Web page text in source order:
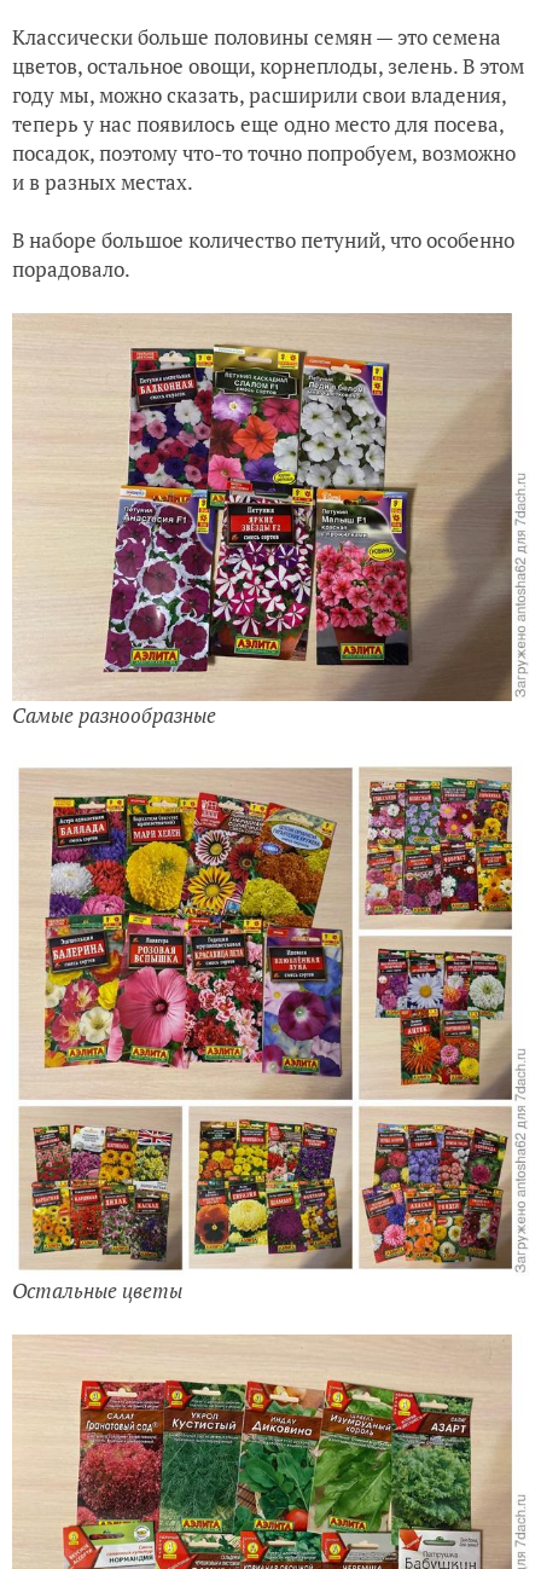
Классически больше половины семян — это семена
цветов, остальное овощи, корнеплоды, зелень. В этом
году мы, можно сказать, расширили свои владения,
теперь у нас появилось еще одно место для посева,
посадок, поэтому что-то точно попробуем, возможно
и в разных местах.
В наборе большое количество петуний, что особенно
порадовало.
Самые разнообразные
Остальные цветы